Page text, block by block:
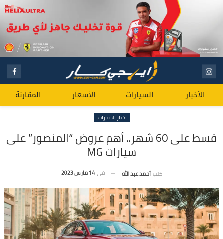
الأخبار السيارات الأسعار المقارنة
اخبار السيارات
قسط على 60 شهر.. أهم عروض “المنصور” على
سيارات MG
كتب أحمد عبد الله في 14 مارس 2023